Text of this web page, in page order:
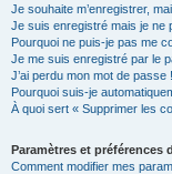
Je souhaite m’enregistrer,
Je suis enregistré mais je ne
Pourquoi ne puis-je pas me
Je me suis enregistré par le
J’ai perdu mon mot de passe !
Pourquoi suis-je
À quoi sert « Supprimer les
Paramètres et préférences
Comment modifier mes